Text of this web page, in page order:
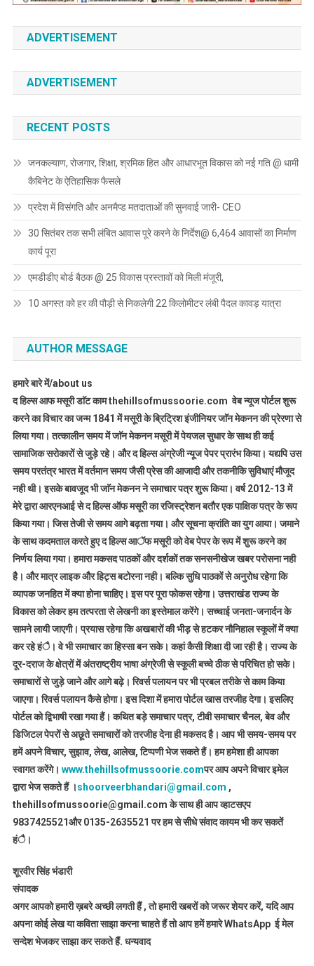
ADVERTISEMENT
ADVERTISEMENT
RECENT POSTS
जनकल्याण, रोजगार, शिक्षा, श्रमिक हित और आधारभूत विकास को नई गति @ धामी
कैबिनेट के ऐतिहासिक फैसले
प्रदेश में विसंगति और अनमैप्ड मतदाताओं की सुनवाई जारी- CEO
30 सितंबर तक सभी लंबित आवास पूरे करने के निर्देश@ 6,464 आवासों का निर्माण
कार्य पूरा
एमडीडीए बोर्ड बैठक @ 25 विकास प्रस्तावों को मिली मंजूरी,
10 अगस्त को हर की पौड़ी से निकलेगी 22 किलोमीटर लंबी पैदल कावड़ यात्रा
AUTHOR MESSAGE
हमारे बारे में/about us
द हिल्स आफ मसूरी डाॅट काम thehillsofmussoorie.com वेब न्यूज पोर्टल शुरू
करने का विचार का जन्म 1841 में मसूरी के ब्रिट्रिश इंजीनियर जाॅन मेकनन की प्रेरणा से
लिया गया। तत्कालीन समय में जाॅन मेकनन मसूरी में पेयजल सुधार के साथ ही कई
सामाजिक सरोकारों से जुड़े रहे। और द हिल्स अंग्रेजी न्यूज पेपर प्रारंभ किया। यद्यपि उस
समय परतंत्र भारत में वर्तमान समय जैसी प्रेस की आजादी और तकनीकि सुविधाएं मौजूद
नही थी। इसके बावजूद भी जाॅन मेकनन ने समाचार पत्र शुरू किया। वर्ष 2012-13 में
मेरे द्वारा आरएनआई से द हिल्स ऑफ मसूरी का रजिस्ट्रेशन बतौर एक पाक्षिक पत्र के रूप
किया गया। जिस तेजी से समय आगे बढ़ता गया। और सूचना क्रांति का युग आया। जमाने
के साथ कदमताल करते हुए द हिल्स आॅफ मसूरी को वेब पेपर के रूप में शुरू करने का
निर्णय लिया गया। हमारा मकसद पाठकों और दर्शकों तक सनसनीखेज खबर परोसना नही
है। और मात्र लाइक और हिट्स बटोरना नही। बल्कि सुधि पाठकों से अनुरोध रहेगा कि
व्यापक जनहित में क्या होना चाहिए। इस पर पूरा फोकस रहेगा। उत्तराखंड राज्य के
विकास को लेकर हम तत्परता से लेखनी का इस्तेमाल करेंगे। सच्चाई जनता-जनार्दन के
सामने लायी जाएगी। प्रयास रहेगा कि अखबारों की भीड़ से हटकर नौनिहाल स्कूलों में क्या
कर रहे हंै। वे भी समाचार का हिस्सा बन सके। कहां कैसी शिक्षा दी जा रही है। राज्य के
दूर-दराज के क्षेत्रों में अंतराष्ट्रीय भाषा अंग्रेजी से स्कूली बच्चे ठीक से परिचित हो सके।
समाचारों से जुड़े जाने और आगे बढ़े। रिवर्स पलायन पर भी प्रबल तरीके से काम किया
जाएगा। रिवर्स पलायन कैसे होगा। इस दिशा में हमारा पोर्टल खास तरजीह देगा। इसलिए
पोर्टल को द्विभाषी रखा गया हैं। कथित बड़े समाचार पत्र, टीवी समाचार चैनल, बेव और
डिजिटल पेपरों से अछूते समाचारों को तरजीह देना ही मकसद है। आप भी समय-समय पर
हमें अपने विचार, सुझाव, लेख, आलेख, टिप्पणी भेज सकते हैं। हम हमेशा ही आपका
स्वागत करेंगे। www.thehillsofmussoorie.comपर आप अपने विचार इमेल
द्वारा भेज सकते हैं ।shoorveerbhandari@gmail.com ,
thehillsofmussoorie@gmail.com के साथ ही आप व्हाटसएप
9837425521और 0135-2635521 पर हम से सीधे संवाद कायम भी कर सकतें
हंै।
शूरवीर सिंह भंडारी
संपादक
अगर आपको हमारी ख़बरे अच्छी लगती हैं , तो हमारी खबरों को जरूर शेयर करें, यदि आप
अपना कोई लेख या कविता साझा करना चाहते हैं तो आप हमें हमारे WhatsApp ई मेल
सन्देश भेजकर साझा कर सकते हैं. धन्यवाद